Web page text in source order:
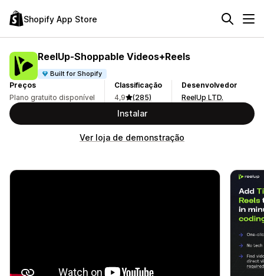
Shopify App Store
ReelUp‑Shoppable Videos+Reels
Built for Shopify
Preços
Plano gratuito disponível
Classificação
4,9
(285)
Desenvolvedor
ReelUp LTD.
Instalar
Ver loja de demonstração